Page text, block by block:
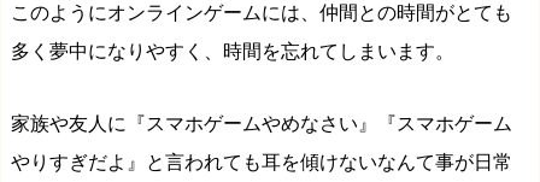
このようにオンラインゲームには、仲間との時間がとても
多く夢中になりやすく、時間を忘れてしまいます。
家族や友人に
『スマホゲームやめなさい』『スマホゲーム
やりすぎだよ』と言われても耳を傾けないなんて事が日常